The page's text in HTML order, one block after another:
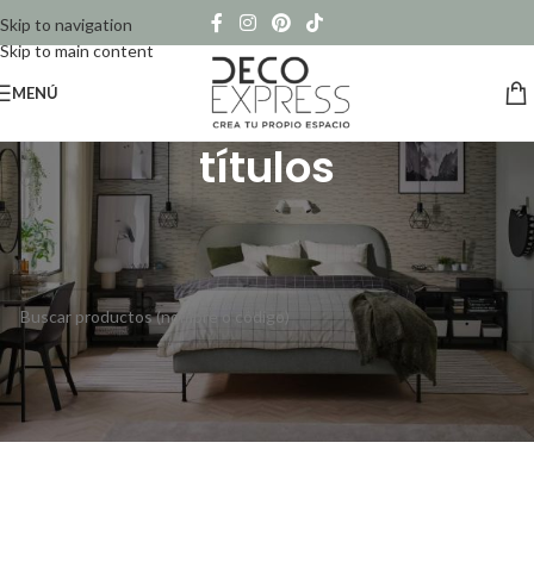
Skip to navigation
Skip to main content
MENÚ
títulos
Inicio/ Productos etiquetados “títulos”
No se han encontrado productos que coincidan con tu selección.